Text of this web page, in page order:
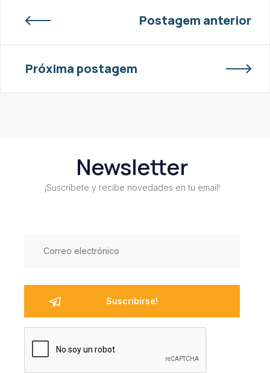
Postagem anterior
Próxima postagem
Newsletter
¡Suscríbete y recibe novedades en tu email!